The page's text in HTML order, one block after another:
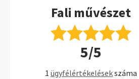
Fali művészet
5/5
1 ügyfélértékelésekszáma